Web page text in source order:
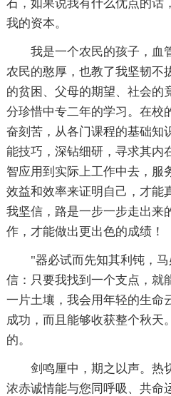
石，如果说我有什么优点的话
我的资本。
我是一个农民的孩子，血
农民的憨厚，也教了我坚韧不
的贫困、父母的期望、社会的
分珍惜中专二年的学习。在校
奋刻苦，从各门课程的基础知
能技巧，深钻细研，寻求其内
智应用到实际上工作中去，服
效益和效率来证明自己，才能
我坚信，路是一步一步走出来
作，才能做出更出色的成绩！
"器必试而先知其利钝，
信：只要我找到一个支点，就
一片土壤，我会用年轻的生命
成功，而且能够收获整个秋天
的。
剑鸣厘中，期之以声。热
浓赤诚情能与您同呼吸、共命